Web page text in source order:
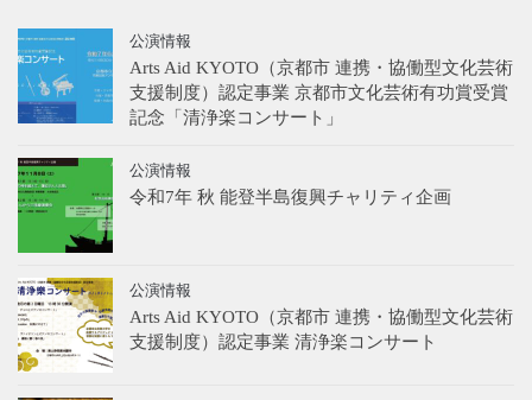
公演情報
Arts Aid KYOTO（京都市 連携・協働型文化芸術
支援制度）認定事業 京都市文化芸術有功賞受賞
記念「清浄楽コンサート」
公演情報
令和7年 秋 能登半島復興チャリティ企画
公演情報
Arts Aid KYOTO（京都市 連携・協働型文化芸術
支援制度）認定事業 清浄楽コンサート